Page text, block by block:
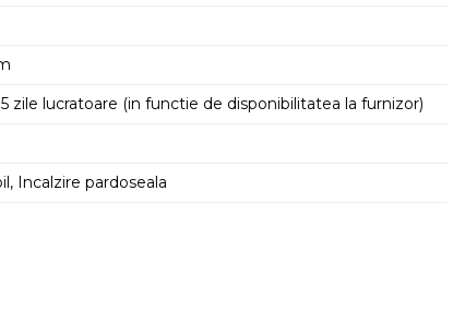
zile lucratoare (in functie de disponibilitatea la furnizor)
Incalzire pardoseala